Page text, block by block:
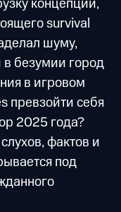
survival
шуму,
безумии город
в игровом
превзойти себя
2025 года?
фактов и
под